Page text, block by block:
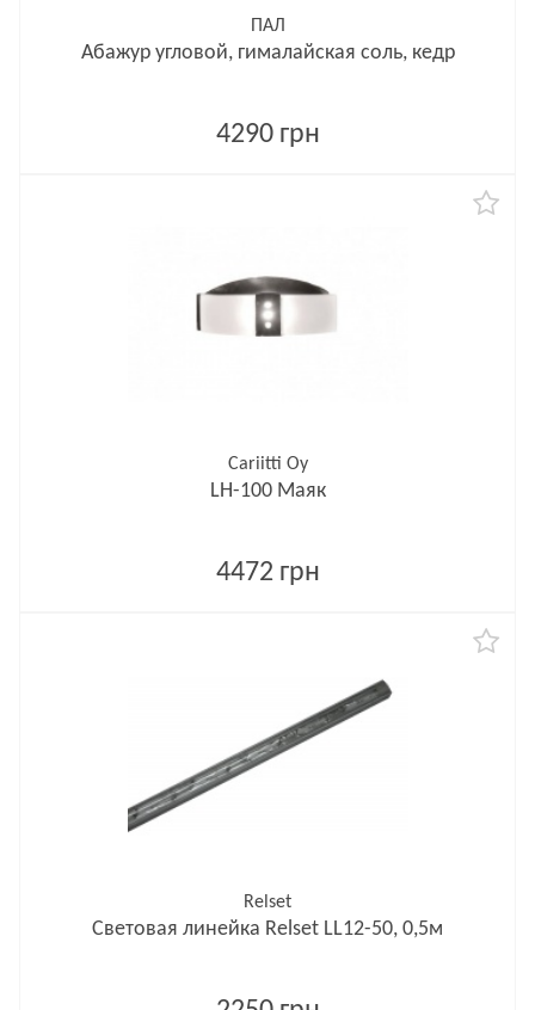
ПАЛ
Абажур угловой, гималайская соль, кедр
4290 грн
Cariitti Oy
LH-100 Маяк
4472 грн
Relset
Световая линейка Relset LL12-50, 0,5м